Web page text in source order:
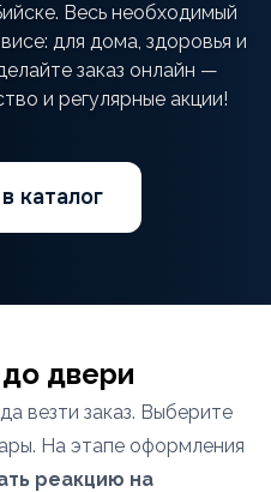
Весь необходимый
для дома, здоровья и
заказ онлайн —
и регулярные акции!
каталог
двери
везти заказ. Выберите
На этапе оформления
реакцию на